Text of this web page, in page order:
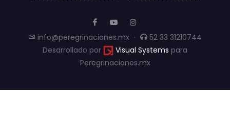
info@peregrinaciones.mx ·
52 33 31210744
Desarrollado por
Visual Systems para
Peregrinaciones.mx